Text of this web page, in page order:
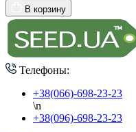
В корзину
Телефоны:
+38(066)-698-23-23
\n
+38(096)-698-23-23